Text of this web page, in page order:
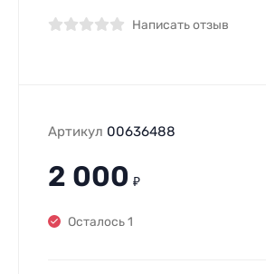
Написать отзыв
Артикул 00636488
2 000 ₽
Осталось 1